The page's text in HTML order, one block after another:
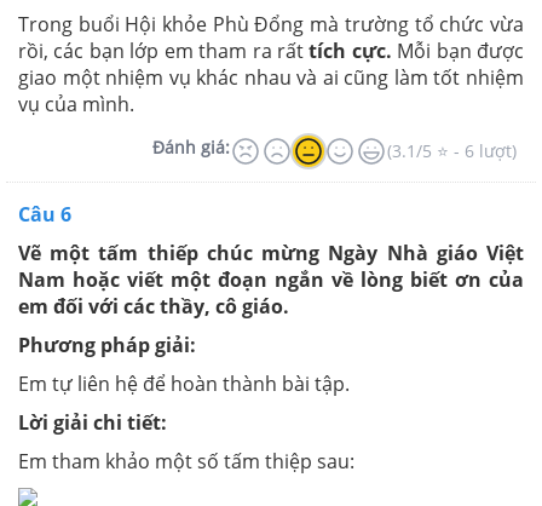
Trong buổi Hội khỏe Phù Đổng mà trường tổ chức vừa
rồi, các bạn lớp em tham ra rấttích cực. Mỗi bạn được
giao một nhiệm vụ khác nhau và ai cũng làm tốt nhiệm
vụ của mình.
Đánh giá: (3.1/5 ⭐ - 6 lượt)
Câu 6
Vẽ một tấm thiếp chúc mừng Ngày Nhà giáo Việt
Nam hoặc viết một đoạn ngắn về lòng biết ơn của
em đối với các thầy, cô giáo.
Phương pháp giải:
Em tự liên hệ để hoàn thành bài tập.
Lời giải chi tiết:
Em tham khảo một số tấm thiệp sau: